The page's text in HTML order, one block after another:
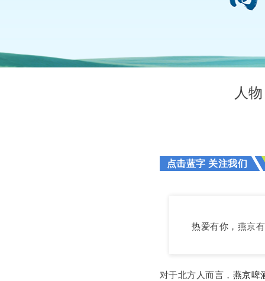
人
点击蓝字 关注我们
热爱有你，燕京
对于北方人而言， 燕京啤